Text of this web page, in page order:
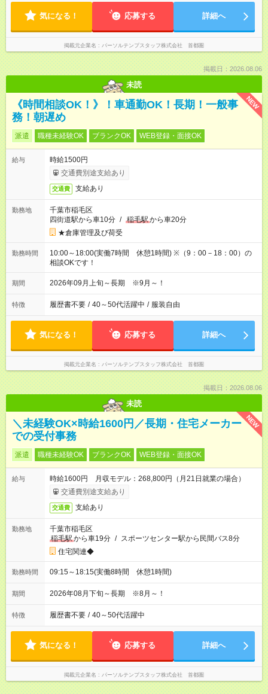
気になる！ 応募する 詳細へ
掲載元企業名 パーソルテンプスタッフ株式会社 首都圏
掲載日：2026.08.06
未読
NEW
《時間相談OK！》！車通勤OK！長期！一般事
務！朝遅め
派遣 職種未経験OK ブランクOK WEB登録・面接OK
給与
時給1500円
交通費別途支給あり
交通費 支給あり
勤務地
千葉市稲毛区
四街道駅から車10分 / 稲毛駅から車20分
★倉庫管理及び荷受
勤務時間
10:00～18:00(実働7時間 休憩1時間) ※（9：00－18：00）の
相談OKです！
期間 2026年09月上旬～長期 ※9月～！
特徴 履歴書不要 / 40～50代活躍中 / 服装自由
気になる！ 応募する 詳細へ
掲載元企業名 パーソルテンプスタッフ株式会社 首都圏
掲載日：2026.08.06
未読
NEW
＼未経験OK×時給1600円／長期・住宅メーカー
での受付事務
派遣 職種未経験OK ブランクOK WEB登録・面接OK
給与
時給1600円 月収モデル：268,800円（月21日就業の場合）
交通費別途支給あり
交通費 支給あり
勤務地
千葉市稲毛区
稲毛駅から車19分 / スポーツセンター駅から民間バス8分
住宅関連◆
勤務時間 09:15～18:15(実働8時間 休憩1時間)
期間 2026年08月下旬～長期 ※8月～！
特徴 履歴書不要 / 40～50代活躍中
気になる！ 応募する 詳細へ
掲載元企業名 パーソルテンプスタッフ株式会社 首都圏